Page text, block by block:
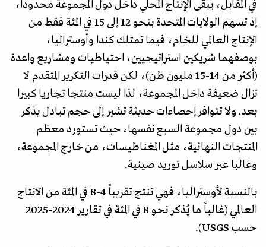
في المقابل، يبقى الإنتاج المحلي داخل دول المجموعة محدودا،
إذ تسهم الولايات المتحدة بنحو 12 إلى 15 في المئة فقط من
الإنتاج العالمي للخام، فيما تمتلك كندا وأوستراليا،
بوصفهما شريكين استراتيجيين، احتياطيات ومشاريع واعدة
(أكثر من 14-15 مليون طن)، لكن قدرات التكرير المتقدم لا
تزال ضعيفة داخل المجموعة، لذا ليست منتجا تجاريا كبيرا
بعد. ولا تتوافر إحصاءات حديثة تشير إلى حجم تبادل يذكر
بين دول مجموعة السبع نفسها، حيث تستورد معظم
المنتجات النهائية، مثل المغناطيسات، من خارج المجموعة،
وغالبا عبر سلاسل توريد صينية.
بالنسبة لأوستراليا، فهي تنتج تقريباً 4-8 في المئة من الانتاج
العالمي (غالباً ما يُذكر نحو 8 في المئة في تقارير 2024-2025
حسب USGS).